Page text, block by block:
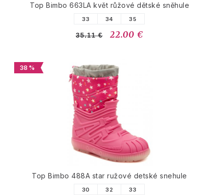
Top Bimbo 663LA květ růžové dětské sněhule
33 34 35
35.11 € 22.00 €
38 %
Top Bimbo 488A star ružové detské snehule
30 32 33